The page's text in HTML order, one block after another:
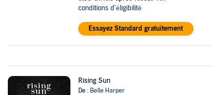
conditions d'éligibilité
Essayez Standard gratuitement
Rising Sun
De : Belle Harper